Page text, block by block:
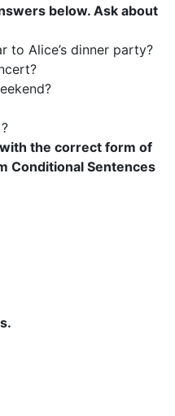
below. Ask about
to Alice’s dinner party?
the correct form of
Conditional Sentences